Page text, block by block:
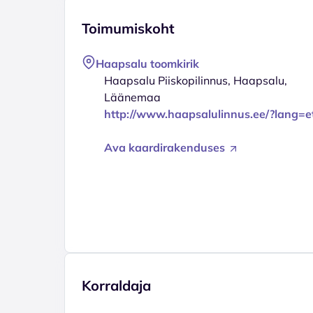
Toimumiskoht
Haapsalu toomkirik
Haapsalu Piiskopilinnus, Haapsalu,
Läänemaa
http://www.haapsalulinnus.ee/
Ava kaardirakenduses
Korraldaja